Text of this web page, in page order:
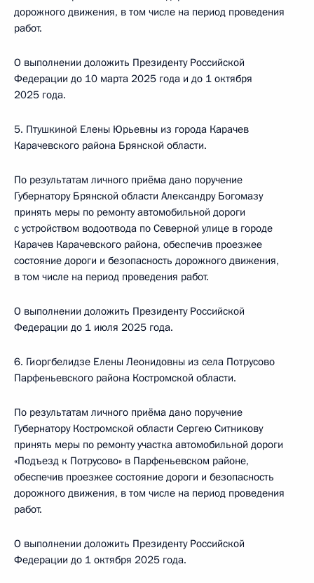
дорожного движения, в том числе на период проведения
работ.
О выполнении доложить Президенту Российской
Федерации до 10 марта 2025 года и до 1 октября
2025 года.
5. Птушкиной Елены Юрьевны из города Карачев
Карачевского района Брянской области.
По результатам личного приёма дано поручение
Губернатору Брянской области Александру Богомазу
принять меры по ремонту автомобильной дороги
с устройством водоотвода по Северной улице в городе
Карачев Карачевского района, обеспечив проезжее
состояние дороги и безопасность дорожного движения,
в том числе на период проведения работ.
О выполнении доложить Президенту Российской
Федерации до 1 июля 2025 года.
6. Гиоргбелидзе Елены Леонидовны из села Потрусово
Парфеньевского района Костромской области.
По результатам личного приёма дано поручение
Губернатору Костромской области Сергею Ситникову
принять меры по ремонту участка автомобильной дороги
«Подъезд к Потрусово» в Парфеньевском районе,
обеспечив проезжее состояние дороги и безопасность
дорожного движения, в том числе на период проведения
работ.
О выполнении доложить Президенту Российской
Федерации до 1 октября 2025 года.